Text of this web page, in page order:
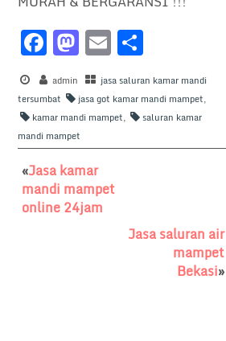
F
a
c
e
b
o
o
k
M
a
st
o
d
o
n
E
m
ai
l
h
ar
e
admin
jasa saluran kamar mandi
tersumbat
jasa got kamar mandi mampet,
kamar mandi mampet,
saluran kamar
mandi mampet
«Jasa kamar
mandi mampet
online 24jam
Jasa saluran air
mampet
Bekasi»